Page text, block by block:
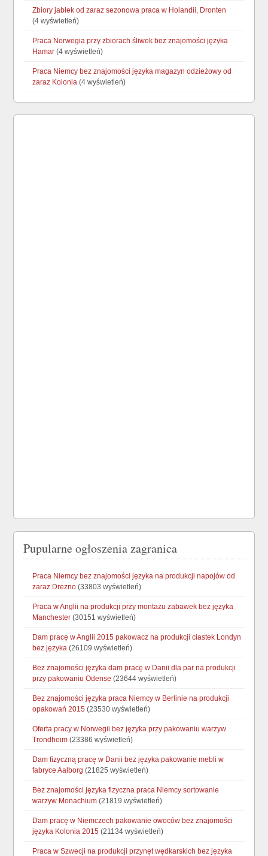
Zbiory jabłek od zaraz sezonowa praca w Holandii, Dronten
(4 wyświetleń)
Praca Norwegia przy zbiorach śliwek bez znajomości języka
Hamar (4 wyświetleń)
Praca Niemcy bez znajomości języka magazyn odzieżowy od
zaraz Kolonia (4 wyświetleń)
Pupularne ogłoszenia zagranica
Praca Niemcy bez znajomości języka na produkcji napojów od
zaraz Drezno (33803 wyświetleń)
Praca w Anglii na produkcji przy montażu zabawek bez języka
Manchester (30151 wyświetleń)
Dam pracę w Anglii 2015 pakowacz na produkcji ciastek Londyn
bez języka (26109 wyświetleń)
Bez znajomości języka dam pracę w Danii dla par na produkcji
przy pakowaniu Odense (23644 wyświetleń)
Bez znajomości języka praca Niemcy w Berlinie na produkcji
opakowań 2015 (23530 wyświetleń)
Oferta pracy w Norwegii bez języka przy pakowaniu warzyw
Trondheim (23386 wyświetleń)
Dam fizyczną pracę w Danii bez języka pakowanie mebli w
fabryce Aalborg (21825 wyświetleń)
Bez znajomości języka fizyczna praca Niemcy sortowanie
warzyw Monachium (21819 wyświetleń)
Dam pracę w Niemczech pakowanie owoców bez znajomości
języka Kolonia 2015 (21134 wyświetleń)
Praca w Szwecji na produkcji przynęt wędkarskich bez języka